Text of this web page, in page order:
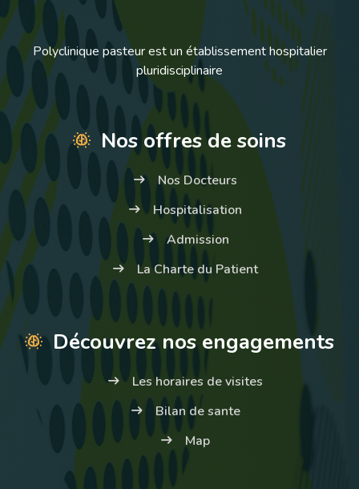
Polyclinique pasteur est un établissement hospitalier
pluridisciplinaire
Nos offres de soins
Nos Docteurs
Hospitalisation
Admission
La Charte du Patient
Découvrez nos engagements
Les horaires de visites
Bilan de sante
Map